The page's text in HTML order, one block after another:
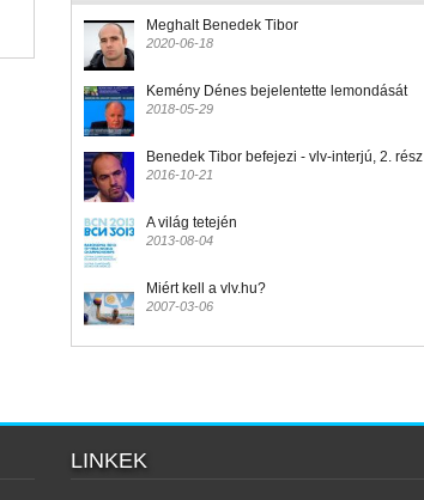
Meghalt Benedek Tibor
2020-06-18
Kemény Dénes bejelentette lemondását
2018-05-29
Benedek Tibor befejezi - vlv-interjú, 2. rész
2016-10-21
A világ tetején
2013-08-04
Miért kell a vlv.hu?
2007-03-06
LINKEK